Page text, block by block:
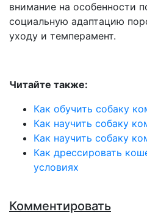
внимание на особенности
социальную адаптацию
уходу и темперамент.
Читайте также:
Как обучить собаку
Как научить собаку
Как научить собаку
Как дрессировать
условиях
Комментировать